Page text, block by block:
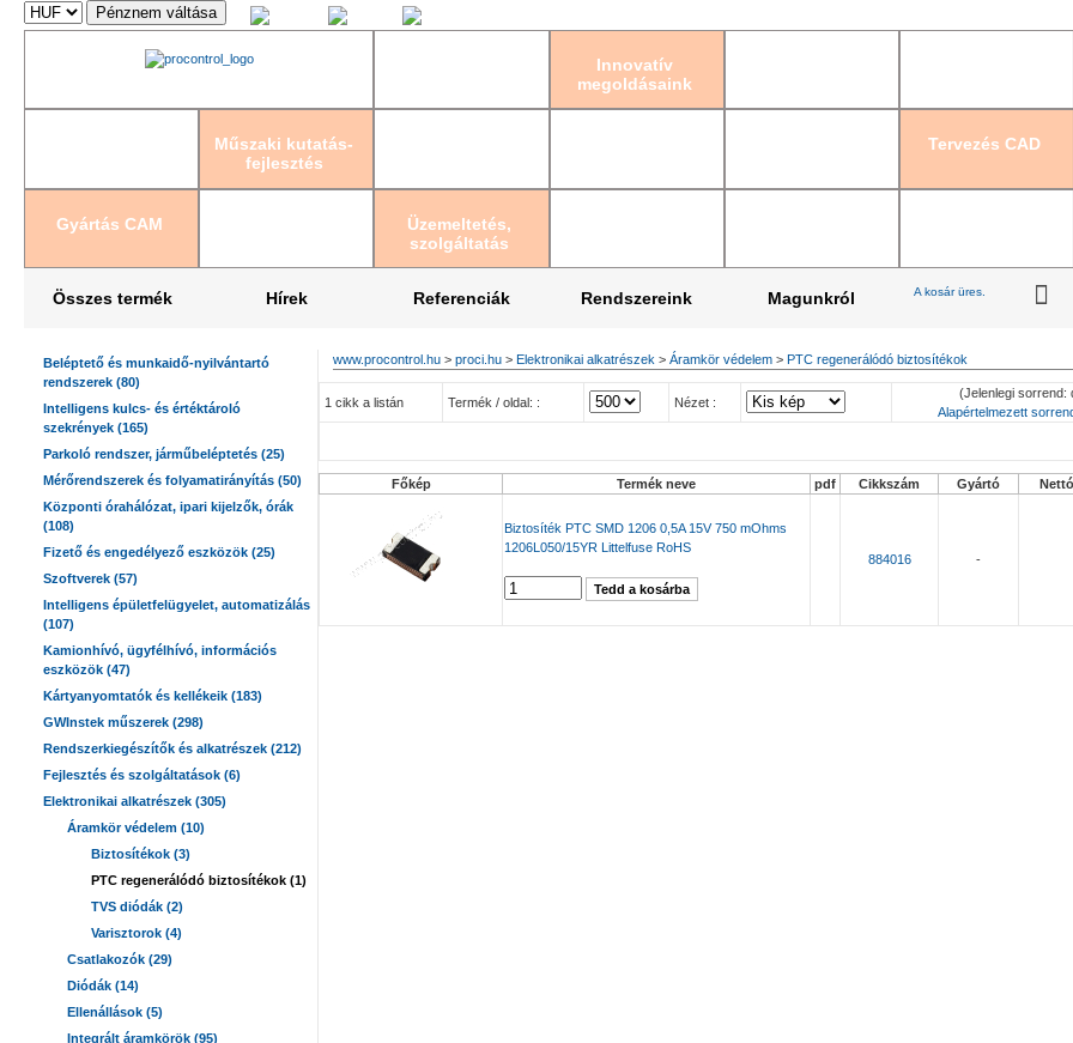
Innovatív
megoldásaink
Műszaki kutatás-
fejlesztés
Tervezés CAD
Gyártás CAM
Üzemeltetés,
szolgáltatás
Összes termék Hírek Referenciák Rendszereink Magunkról A kosár üres.
Beléptető és munkaidő-nyilvántartó
rendszerek (80)
Intelligens kulcs- és értéktároló
szekrények (165)
Parkoló rendszer, járműbeléptetés (25)
Mérőrendszerek és folyamatirányítás (50)
Központi órahálózat, ipari kijelzők, órák
(108)
Fizető és engedélyező eszközök (25)
Szoftverek (57)
Intelligens épületfelügyelet, automatizálás
(107)
Kamionhívó, ügyfélhívó, információs
eszközök (47)
Kártyanyomtatók és kellékeik (183)
GWInstek műszerek (298)
Rendszerkiegészítők és alkatrészek (212)
Fejlesztés és szolgáltatások (6)
Elektronikai alkatrészek (305)
Áramkör védelem (10)
Biztosítékok (3)
PTC regenerálódó biztosítékok (1)
TVS diódák (2)
Varisztorok (4)
Csatlakozók (29)
Diódák (14)
Ellenállások (5)
Integrált áramkörök (95)
www.procontrol.hu > proci.hu > Elektronikai alkatrészek > Áramkör védelem > PTC regenerálódó biztosítékok
1 cikk a listán Termék / oldal: : Nézet :
(Jelenlegi sorrend:
Alapértelmezett
Főkép Termék neve pdf Cikkszám Gyártó
Biztosíték PTC SMD 1206 0,5A 15V 750 mOhms
1206L050/15YR Littelfuse RoHS
884016
-